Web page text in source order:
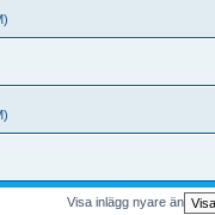
Visa inlägg nyare än